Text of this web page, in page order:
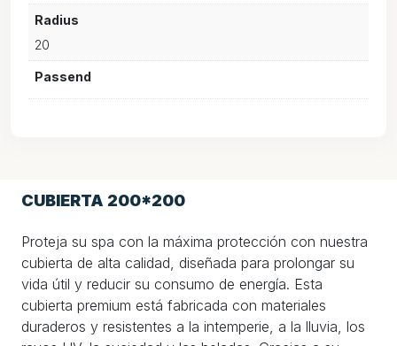
Radius
20
Passend
CUBIERTA 200*200
Proteja su spa con la máxima protección con nuestra
cubierta de alta calidad, diseñada para prolongar su
vida útil y reducir su consumo de energía. Esta
cubierta premium está fabricada con materiales
duraderos y resistentes a la intemperie, a la lluvia, los